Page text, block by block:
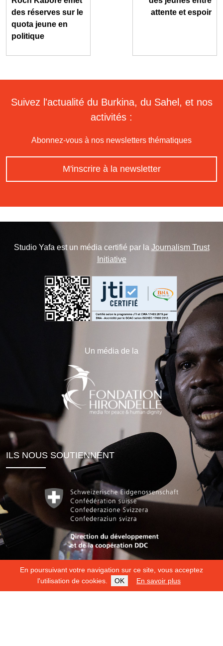
En poursuivant votre navigation sur ce site, vous acceptez
l'utilisation de cookies.
OK En savoir plus
des réserves sur le
quota jeune en
politique
attente et espoir
Suivez l'actualité du Burkina, du Sahel, et nos
activités :
Abonnez-vous à nos newsletters thématiques
M'inscrire à la newsletter
Studio Yafa est un média certifié par la Journalism Trust
Initiative
Un média de la
ILS NOUS SOUTIENNENT